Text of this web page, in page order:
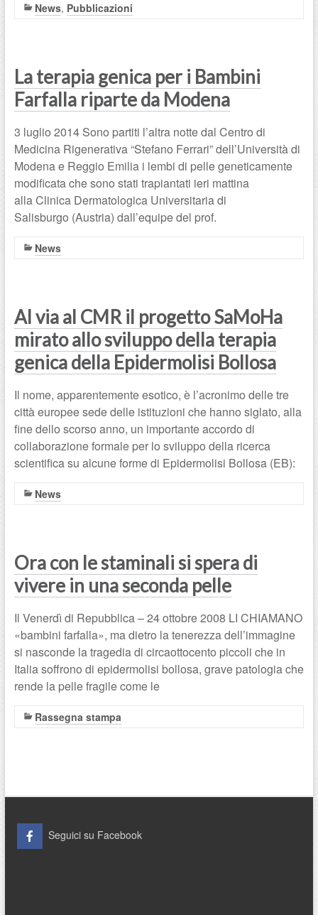
News, Pubblicazioni
La terapia genica per i Bambini
Farfalla riparte da Modena
3 luglio 2014 Sono partiti l’altra notte dal Centro di
Medicina Rigenerativa “Stefano Ferrari” dell’Università di
Modena e Reggio Emilia i lembi di pelle geneticamente
modificata che sono stati trapiantati ieri mattina
alla Clinica Dermatologica Universitaria di
Salisburgo (Austria) dall’equipe del prof.
News
Al via al CMR il progetto SaMoHa
mirato allo sviluppo della terapia
genica della Epidermolisi Bollosa
Il nome, apparentemente esotico, è l’acronimo delle tre
città europee sede delle istituzioni che hanno siglato, alla
fine dello scorso anno, un importante accordo di
collaborazione formale per lo sviluppo della ricerca
scientifica su alcune forme di Epidermolisi Bollosa (EB):
News
Ora con le staminali si spera di
vivere in una seconda pelle
Il Venerdì di Repubblica – 24 ottobre 2008 LI CHIAMANO
«bambini farfalla», ma dietro la tenerezza dell’immagine
si nasconde la tragedia di circaottocento piccoli che in
Italia soffrono di epidermolisi bollosa, grave patologia che
rende la pelle fragile come le
Rassegna stampa
Seguici su Facebook